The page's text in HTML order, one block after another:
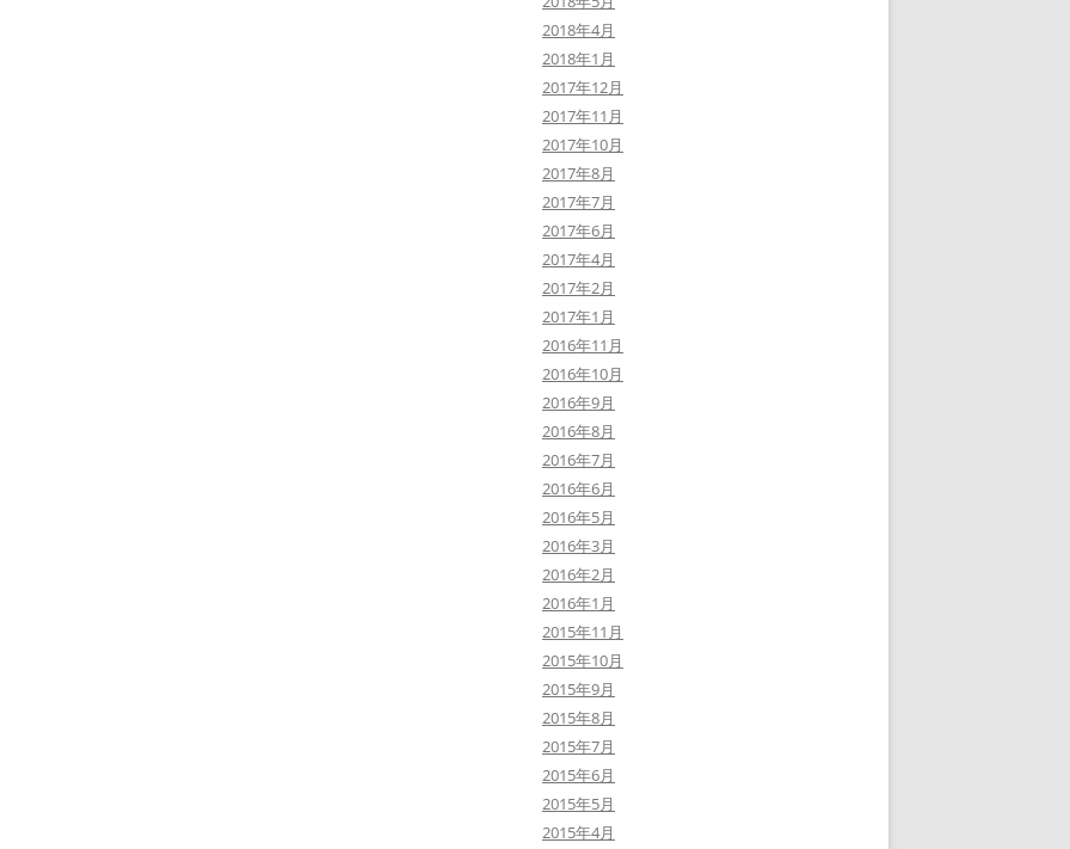
2018年4月
2018年1月
2017年12月
2017年11月
2017年10月
2017年8月
2017年7月
2017年6月
2017年4月
2017年2月
2017年1月
2016年11月
2016年10月
2016年9月
2016年8月
2016年7月
2016年6月
2016年5月
2016年3月
2016年2月
2016年1月
2015年11月
2015年10月
2015年9月
2015年8月
2015年7月
2015年6月
2015年5月
2015年4月